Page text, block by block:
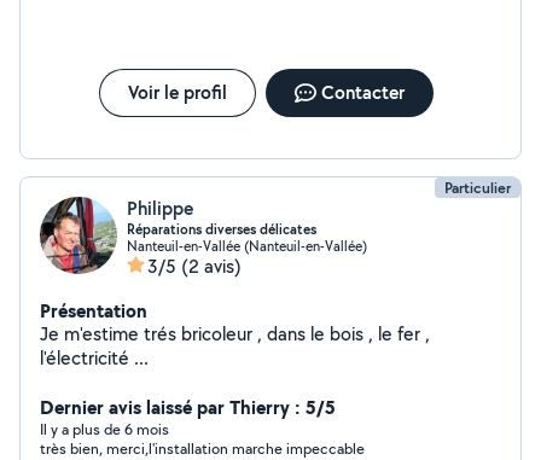
Voir le profil Contacter
Particulier
Philippe
Réparations diverses délicates
Nanteuil-en-Vallée (Nanteuil-en-Vallée)
3/5 (2 avis)
Présentation
Je m'estime trés bricoleur , dans le bois , le fer ,
l'électricité ...
Dernier avis laissé par Thierry : 5/5
Il y a plus de 6 mois
très bien, merci,l'installation marche impeccable